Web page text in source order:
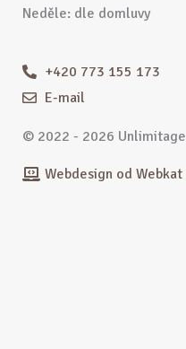
Neděle: dle domluvy
+420 773 155 173
E-mail
© 2022 - 2026 Unlimitage
Webdesign od Webkat